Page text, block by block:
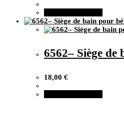
6562– Siège
18,00 €